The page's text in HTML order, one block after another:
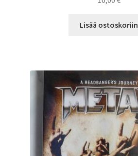
Lisää ostoskoriin